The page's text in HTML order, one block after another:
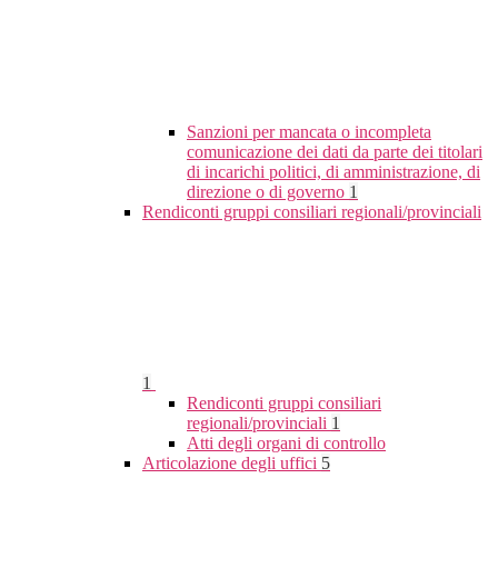
Sanzioni per mancata o incompleta
comunicazione dei dati da parte dei titolari
di incarichi politici, di amministrazione, di
direzione o di governo 1
Rendiconti gruppi consiliari regionali/provinciali
1
Rendiconti gruppi consiliari
regionali/provinciali 1
Atti degli organi di controllo
Articolazione degli uffici 5